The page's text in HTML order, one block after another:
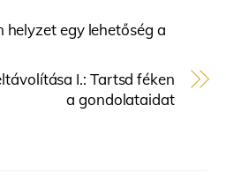
helyzet egy lehetőség a
I.: Tartsd féken
a gondolataidat